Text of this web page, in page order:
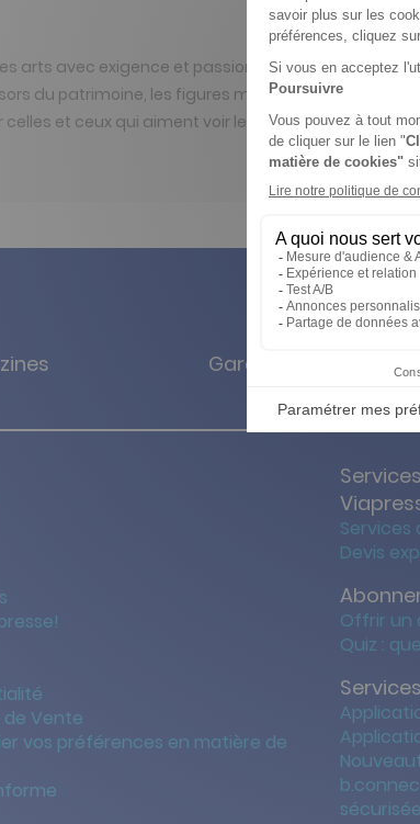
arts avec exigence et passion, des galeries
du patrimoine, les figures majeures de l’histoire
et ceux qui aiment voir le monde en beauté et
Garanties des prix
de Vente
vos préférences en matière de
Services
Services
Devis
Offrir un
Quiz :
sécurisée